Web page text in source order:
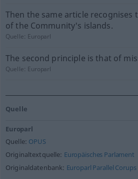
Then the same article recognises
of the Community's islands.
Quelle: Europarl
The second principle is that of
Quelle: Europarl
Quelle
Europarl
Quelle: OPUS
Originaltextquelle: Europäisches Parlament
Originaldatenbank: Europarl Parallel Corups